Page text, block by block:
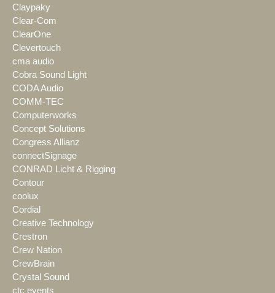
Claypaky
Clear-Com
ClearOne
Clevertouch
cma audio
Cobra Sound Light
CODA Audio
COMM-TEC
Computerworks
Concept Solutions
Congress Allianz
connectSignage
CONRAD Licht & Rigging
Contour
coolux
Cordial
Creative Technology
Crestron
Crew Nation
CrewBrain
Crystal Sound
ctc events